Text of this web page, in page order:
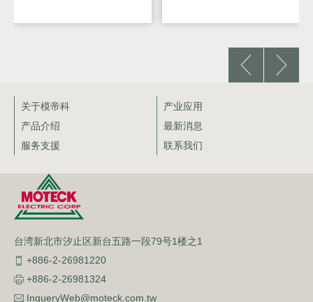
关于模帝科
产业应用
产品介绍
最新消息
服务支援
联系我们
台湾新北市汐止区新台五路一段79号1楼之1
+886-2-26981220
+886-2-26981324
InqueryWeb@moteck.com.tw